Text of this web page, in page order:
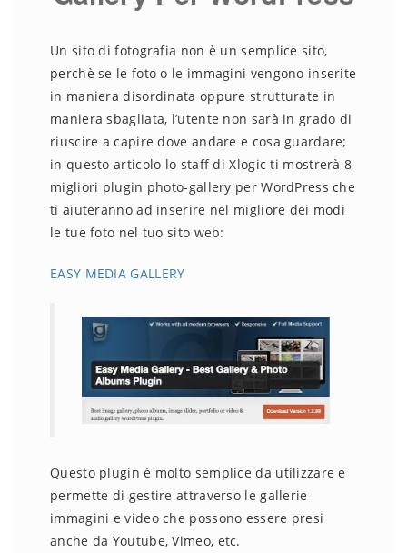
Un sito di fotografia non è un semplice sito,
perchè se le foto o le immagini vengono inserite
in maniera disordinata oppure strutturate in
maniera sbagliata, l’utente non sarà in grado di
riuscire a capire dove andare e cosa guardare;
in questo articolo lo staff di Xlogic ti mostrerà 8
migliori plugin photo-gallery per WordPress che
ti aiuteranno ad inserire nel migliore dei modi
le tue foto nel tuo sito web:
EASY MEDIA GALLERY
Questo plugin è molto semplice da utilizzare e
permette di gestire attraverso le gallerie
immagini e video che possono essere presi
anche da Youtube, Vimeo, etc.